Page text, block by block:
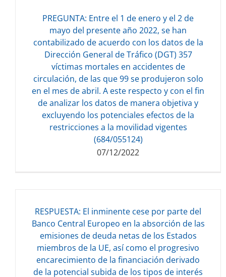
Descarga del documento:
120.91 KB
PREGUNTA: Entre el 1 de enero y el 2 de
mayo del presente año 2022, se han
contabilizado de acuerdo con los datos de la
Dirección General de Tráfico (DGT) 357
víctimas mortales en accidentes de
circulación, de las que 99 se produjeron solo
en el mes de abril. A este respecto y con el fin
de analizar los datos de manera objetiva y
excluyendo los potenciales efectos de la
restricciones a la movilidad vigentes
(684/055124)
07/12/2022
Descarga del documento:
133.17 KB
RESPUESTA: El inminente cese por parte del
Banco Central Europeo en la absorción de las
emisiones de deuda netas de los Estados
miembros de la UE, así como el progresivo
encarecimiento de la financiación derivado
de la potencial subida de los tipos de interés